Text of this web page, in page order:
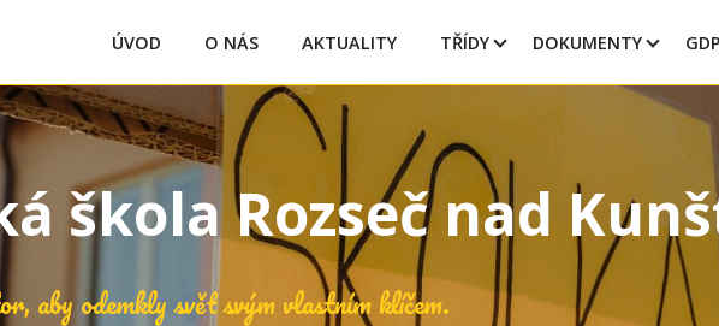
ÚVOD O NÁS AKTUALITY TŘÍDY DOKUMENTY
škola Rozseč nad
aby odemkly svět svým vlastním klíčem.